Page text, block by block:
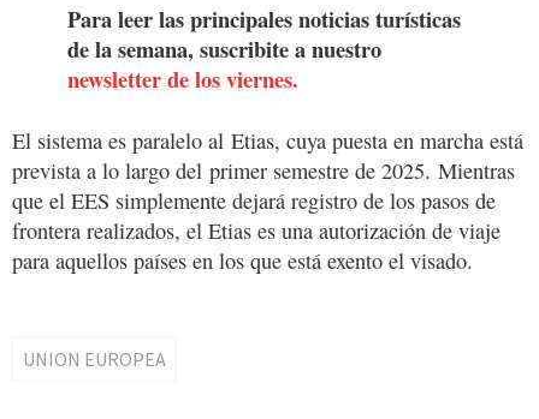
Para leer las principales noticias turísticas
de la semana, suscribite a nuestro
newsletter de los viernes.
El sistema es paralelo al Etias, cuya puesta en marcha está
prevista a lo largo del primer semestre de 2025. Mientras
que el EES simplemente dejará registro de los pasos de
frontera realizados, el Etias es una autorización de viaje
para aquellos países en los que está exento el visado.
UNION EUROPEA